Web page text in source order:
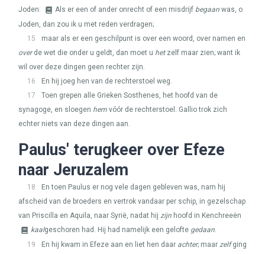
Joden:
Als er een of ander onrecht of een misdrijf begaan was, o
Joden, dan zou ik u met reden verdragen;
15
maar als er een geschilpunt is over een woord, over namen en
overde wet die onder u geldt, dan moet u hetzelf maar zien; want ik
wil over deze dingen geen rechter zijn.
16
En hij joeg hen van de rechterstoel weg.
17
Toen grepen alle Grieken Sosthenes, het hoofd van de
synagoge, en sloegen hem vóór de rechterstoel. Gallio trok zich
echter niets van deze dingen aan.
Paulus' terugkeer over Efeze
naar Jeruzalem
18
En toen Paulus er nog vele dagen gebleven was, nam hij
afscheid van de broeders en vertrok vandaar per schip, in gezelschap
van Priscilla en Aquila, naar Syrië, nadat hij zijn hoofd in Kenchreeën
kaalgeschoren had. Hij had namelijk een gelofte gedaan.
19
En hij kwam in Efeze aan en liet hen daar achter; maar zelfging